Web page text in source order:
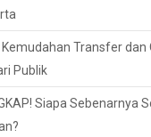
Transfer dan
Publik
Siapa Sebenarnya